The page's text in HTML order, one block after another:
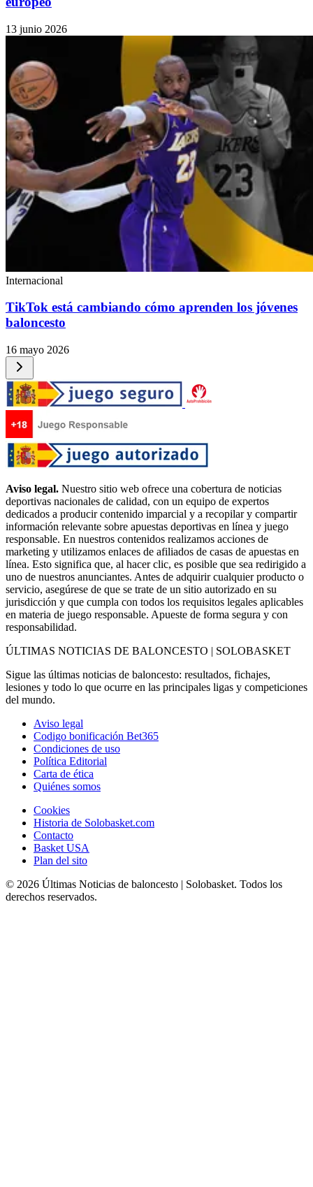
13 junio 2026
Internacional
TikTok está cambiando cómo aprenden los jóvenes
baloncesto
16 mayo 2026
Aviso legal. Nuestro sitio web ofrece una cobertura de noticias
deportivas nacionales de calidad, con un equipo de expertos
dedicados a producir contenido imparcial y a recopilar y compartir
información relevante sobre apuestas deportivas en línea y juego
responsable. En nuestros contenidos realizamos acciones de
marketing y utilizamos enlaces de afiliados de casas de apuestas en
línea. Esto significa que, al hacer clic, es posible que sea redirigido a
uno de nuestros anunciantes. Antes de adquirir cualquier producto o
servicio, asegúrese de que se trate de un sitio autorizado en su
jurisdicción y que cumpla con todos los requisitos legales aplicables
en materia de juego responsable. Apueste de forma segura y con
responsabilidad.
ÚLTIMAS NOTICIAS DE BALONCESTO | SOLOBASKET
Sigue las últimas noticias de baloncesto: resultados, fichajes,
lesiones y todo lo que ocurre en las principales ligas y competiciones
del mundo.
Aviso legal
Codigo bonificación Bet365
Condiciones de uso
Política Editorial
Carta de ética
Quiénes somos
Cookies
Historia de Solobasket.com
Contacto
Basket USA
Plan del sito
© 2026 Últimas Noticias de baloncesto | Solobasket. Todos los
derechos reservados.